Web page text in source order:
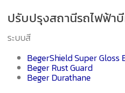
ปรับปรุงสถานีรถไฟฟ้า
ระบบสี
BegerShield Super Gloss
Beger Rust Guard
Beger Durathane